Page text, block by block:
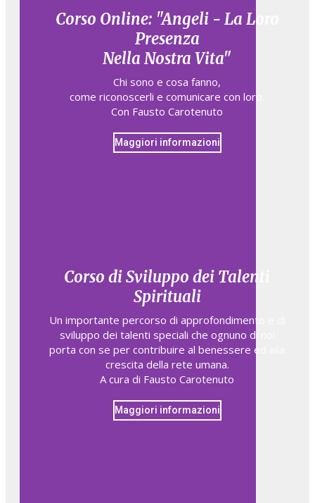
Corso Online: "Angeli - La Loro
Presenza
Nella Nostra Vita"
Chi sono e cosa fanno,​
come riconoscerli e comunicare con loro.​
Con Fausto Carotenuto
Maggiori informazioni
Corso di Sviluppo dei Talenti
Spirituali
Un importante percorso di approfondimento e di
sviluppo dei talenti speciali che ognuno di noi
porta con se per contribuire al benessere ed alla
crescita della rete umana.
A cura di Fausto Carotenuto
Maggiori informazioni